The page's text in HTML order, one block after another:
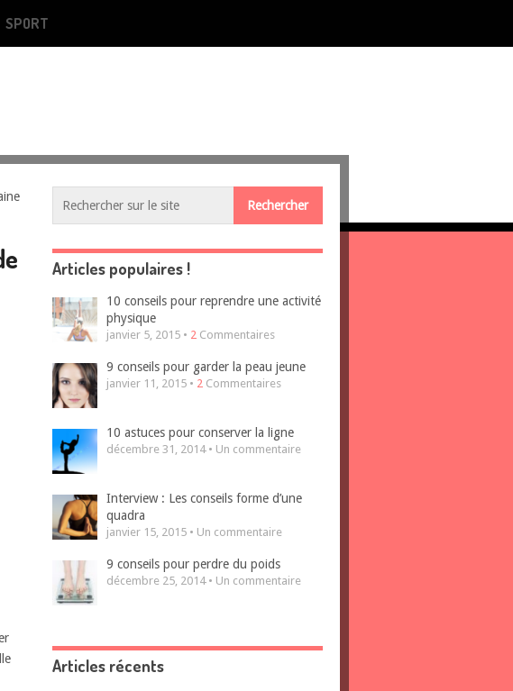
SPORT
Articles populaires !
10 conseils pour reprendre une activité
physique
janvier 5, 2015 • 2Commentaires
9 conseils pour garder la peau jeune
janvier 11, 2015 • 2Commentaires
10 astuces pour conserver la ligne
décembre 31, 2014 • Un commentaire
Interview : Les conseils forme d’une
quadra
janvier 15, 2015 • Un commentaire
9 conseils pour perdre du poids
décembre 25, 2014 • Un commentaire
Articles récents